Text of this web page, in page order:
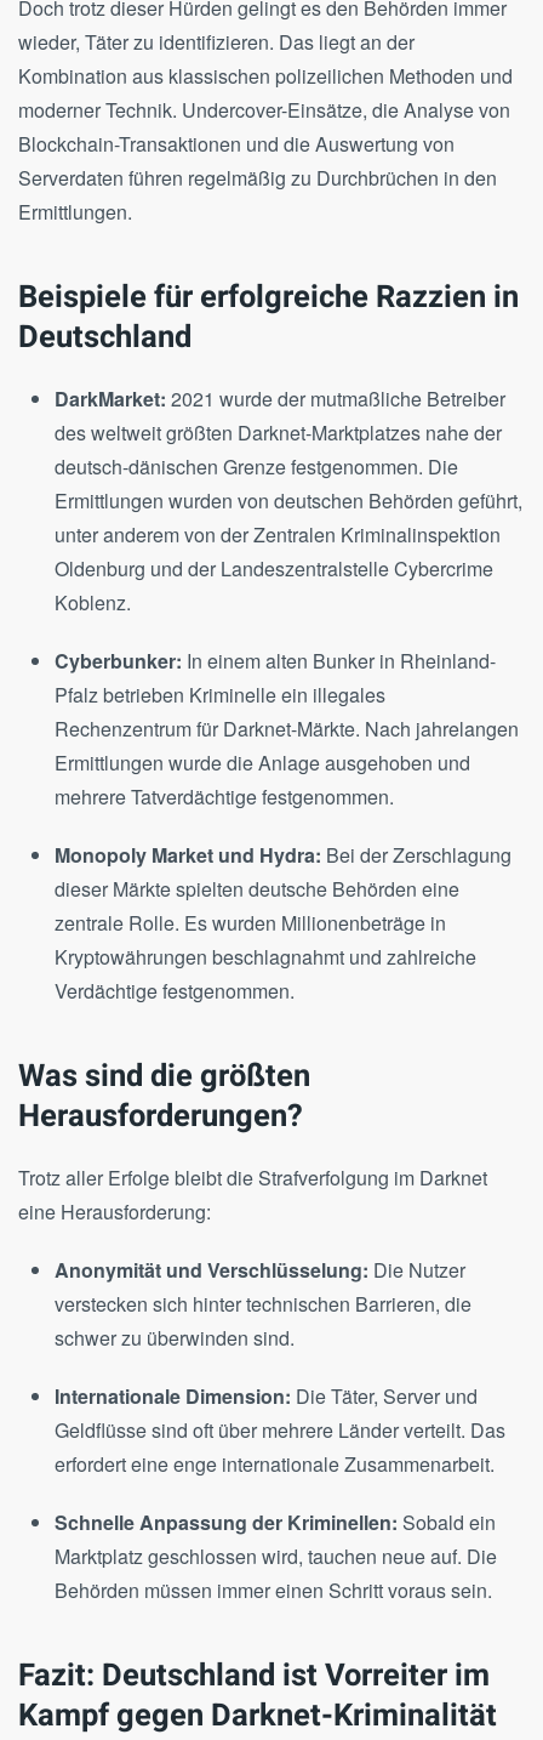
Doch trotz dieser Hürden gelingt es den Behörden immer
wieder, Täter zu identifizieren. Das liegt an der
Kombination aus klassischen polizeilichen Methoden und
moderner Technik. Undercover-Einsätze, die Analyse von
Blockchain-Transaktionen und die Auswertung von
Serverdaten führen regelmäßig zu Durchbrüchen in den
Ermittlungen.
Beispiele für erfolgreiche Razzien in
Deutschland
DarkMarket: 2021 wurde der mutmaßliche Betreiber
des weltweit größten Darknet-Marktplatzes nahe der
deutsch-dänischen Grenze festgenommen. Die
Ermittlungen wurden von deutschen Behörden geführt,
unter anderem von der Zentralen Kriminalinspektion
Oldenburg und der Landeszentralstelle Cybercrime
Koblenz.
Cyberbunker: In einem alten Bunker in Rheinland-
Pfalz betrieben Kriminelle ein illegales
Rechenzentrum für Darknet-Märkte. Nach jahrelangen
Ermittlungen wurde die Anlage ausgehoben und
mehrere Tatverdächtige festgenommen.
Monopoly Market und Hydra: Bei der Zerschlagung
dieser Märkte spielten deutsche Behörden eine
zentrale Rolle. Es wurden Millionenbeträge in
Kryptowährungen beschlagnahmt und zahlreiche
Verdächtige festgenommen.
Was sind die größten
Herausforderungen?
Trotz aller Erfolge bleibt die Strafverfolgung im Darknet
eine Herausforderung:
Anonymität und Verschlüsselung: Die Nutzer
verstecken sich hinter technischen Barrieren, die
schwer zu überwinden sind.
Internationale Dimension: Die Täter, Server und
Geldflüsse sind oft über mehrere Länder verteilt. Das
erfordert eine enge internationale Zusammenarbeit.
Schnelle Anpassung der Kriminellen: Sobald ein
Marktplatz geschlossen wird, tauchen neue auf. Die
Behörden müssen immer einen Schritt voraus sein.
Fazit: Deutschland ist Vorreiter im
Kampf gegen Darknet-Kriminalität